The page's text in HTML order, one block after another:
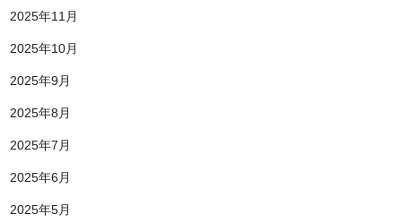
2025年11月
2025年10月
2025年9月
2025年8月
2025年7月
2025年6月
2025年5月